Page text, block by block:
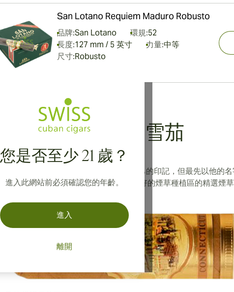
San Lotano Requiem Maduro Robusto
品牌:San Lotano 環規:52
長度:127 mm / 5 英寸 力量:中等
尺寸:Robusto
您是否至少 21 歲？
進入此網站前必須確認您的年齡。
進入
離開
關於San Lotano 雪茄
AJ 費爾南德斯 在多種雪茄上留下了自己的印記，但最先以他的
有趣的雪茄，這些雪茄均來自西半球最好的煙草種植區的精選煙